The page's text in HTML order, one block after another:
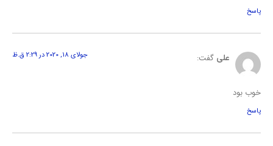
پاسخ
علیگفت: جولای 18, 2020 در 2:29 ق.ظ
خوب بود
پاسخ